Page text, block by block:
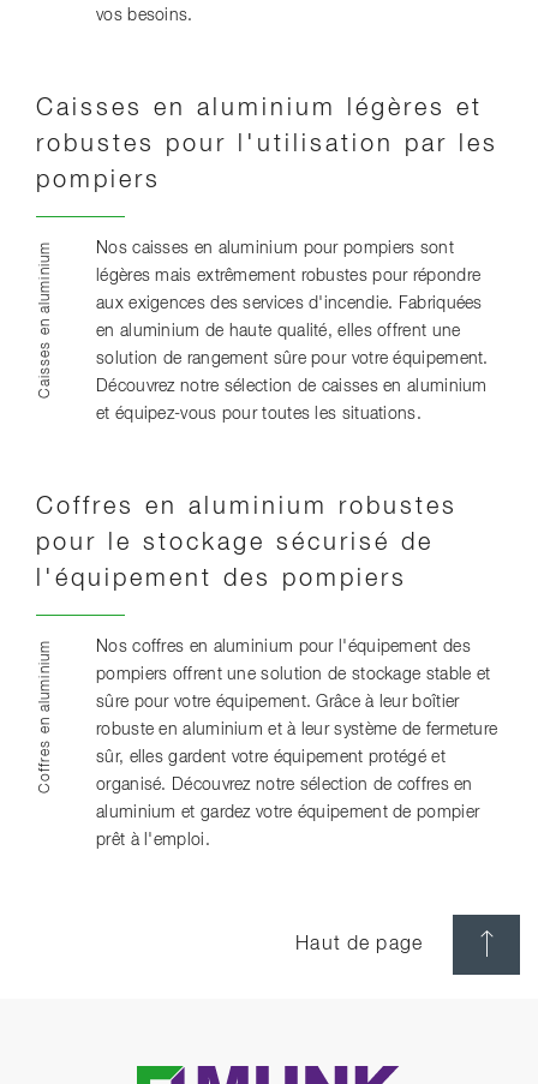
vos besoins.
Caisses en aluminium légères et
robustes pour l'utilisation par les
pompiers
Caisses en aluminium
Nos caisses en aluminium pour pompiers sont
légères mais extrêmement robustes pour répondre
aux exigences des services d'incendie. Fabriquées
en aluminium de haute qualité, elles offrent une
solution de rangement sûre pour votre équipement.
Découvrez notre sélection de caisses en aluminium
et équipez-vous pour toutes les situations.
Coffres en aluminium robustes
pour le stockage sécurisé de
l'équipement des pompiers
Coffres en aluminium
Nos coffres en aluminium pour l'équipement des
pompiers offrent une solution de stockage stable et
sûre pour votre équipement. Grâce à leur boîtier
robuste en aluminium et à leur système de fermeture
sûr, elles gardent votre équipement protégé et
organisé. Découvrez notre sélection de coffres en
aluminium et gardez votre équipement de pompier
prêt à l'emploi.
Haut de page